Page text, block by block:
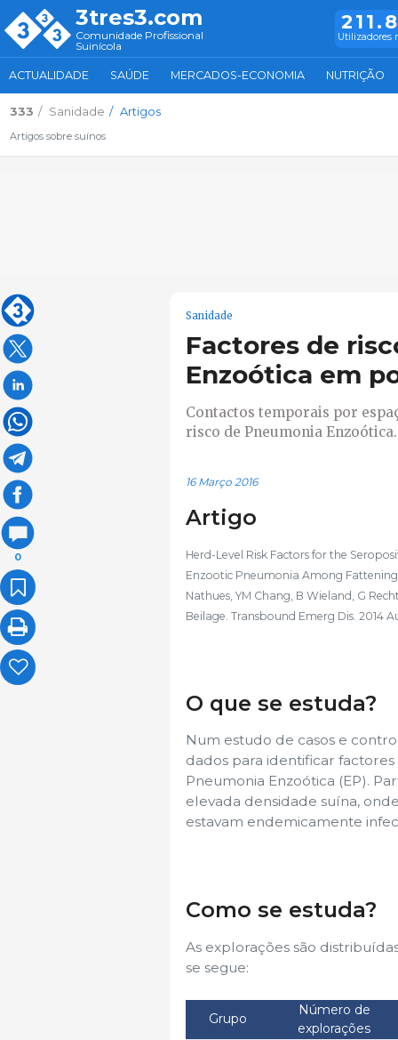
3tres3.com
Comunidade Profissional
Suinícola
Utilizadores
ACTUALIDADE SAÚDE MERCADOS-ECONOMIA NUTRIÇÃO
333 Sanidade Artigos
Artigos sobre suínos
0
Sanidade
Factores de
Enzoótica em
Contactos temporais por
risco de Pneumonia Enzoótica.
16 Março 2016
Artigo
Herd-Level Risk Factors for the
Enzootic Pneumonia Among
Nathues, YM Chang, B Wieland, G
Beilage. Transbound Emerg Dis. 2014
O que se estuda?
Num estudo de casos e
dados para identificar
Pneumonia Enzoótica (EP).
elevada densidade suína,
estavam endemicamente
Como se estuda?
As explorações são
se segue:
Grupo
Número de
explorações